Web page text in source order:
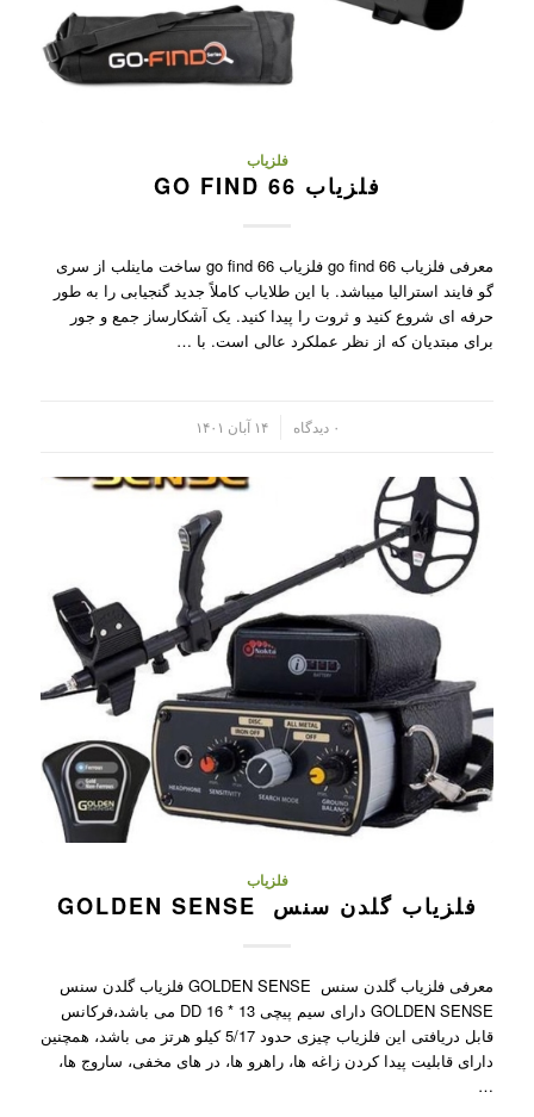
فلزیاب
فلزیاب GO FIND 66
معرفی فلزیاب go find 66 فلزیاب go find 66 ساخت ماینلب از سری
گو فایند استرالیا میباشد. با این طلایاب کاملاً جدید گنجیابی را به طور
حرفه ای شروع کنید و ثروت را پیدا کنید. یک آشکارساز جمع و جور
برای مبتدیان که از نظر عملکرد عالی است. با …
۰ دیدگاه ۱۴ آبان ۱۴۰۱
فلزیاب
فلزیاب گلدن سنس GOLDEN SENSE
معرفی فلزیاب گلدن سنس GOLDEN SENSE فلزیاب گلدن سنس
GOLDEN SENSE دارای سیم پیچی 13 * 16 DD می باشد،فرکانس
قابل دریافتی این فلزیاب چیزی حدود 5/17 کیلو هرتز می باشد، همچنین
دارای قابلیت پیدا کردن زاغه ها، راهرو ها، در های مخفی، ساروج ها،
…